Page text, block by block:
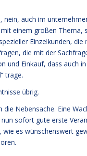
auch im
einem großen Thema,
Einzelkunden,
die mit der
Einkauf, dass auch
trage.
übrig.
Nebensache. Eine
sofort gute erste
es wünschenswert